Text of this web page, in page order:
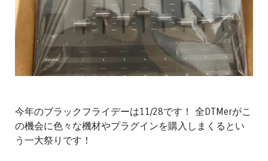
今年のブラックフライデーは11/28です！ 全DTMerがこ
の機会に色々な機材やプラグインを購入しまくるとい
う一大祭りです！